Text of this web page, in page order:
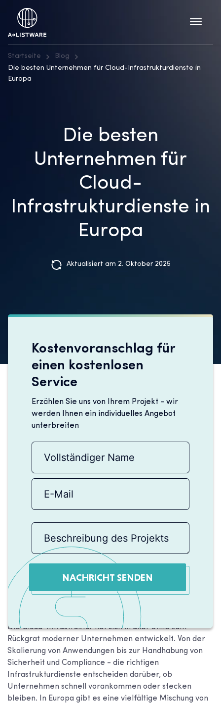
Startseite
Blog
Die besten Unternehmen für Cloud-Infrastrukturdienste in
Europa
Die besten
Unternehmen für
Cloud-
Infrastrukturdienste in
Europa
Aktualisiert am 2. Oktober 2025
Kostenvoranschlag für
einen kostenlosen
Service
Erzählen Sie uns von Ihrem Projekt - wir
werden Ihnen ein individuelles Angebot
unterbreiten
NACHRICHT SENDEN
Die Cloud-Infrastruktur hat sich in aller Stille zum
Rückgrat moderner Unternehmen entwickelt. Von der
Skalierung von Anwendungen bis zur Handhabung von
Sicherheit und Compliance - die richtigen
Infrastrukturdienste entscheiden darüber, ob
Unternehmen schnell vorankommen oder stecken
bleiben. In Europa gibt es eine vielfältige Mischung von